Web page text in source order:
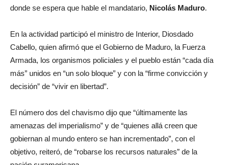
donde se espera que hable el mandatario, Nicolás Maduro.
En la actividad participó el ministro de Interior, Diosdado
Cabello, quien afirmó que el Gobierno de Maduro, la Fuerza
Armada, los organismos policiales y el pueblo están “cada día
más” unidos en “un solo bloque” y con la “firme convicción y
decisión” de “vivir en libertad”.
El número dos del chavismo dijo que “últimamente las
amenazas del imperialismo” y de “quienes allá creen que
gobiernan al mundo entero se han incrementado”, con el
objetivo, reiteró, de “robarse los recursos naturales” de la